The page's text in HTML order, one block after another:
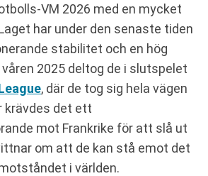
VM 2026 med en mycket
har under den senaste tiden
stabilitet och en hög
2025 deltog de i slutspelet
, där de tog sig hela vägen
krävdes det ett
mot Frankrike för att slå ut
om att de kan stå emot det
i världen.